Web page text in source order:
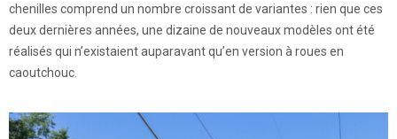
chenilles comprend un nombre croissant de variantes : rien que ces
deux dernières années, une dizaine de nouveaux modèles ont été
réalisés qui n’existaient auparavant qu’en version à roues en
caoutchouc.